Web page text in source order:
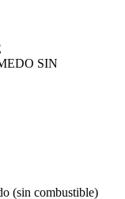
SIN
(sin combustible)